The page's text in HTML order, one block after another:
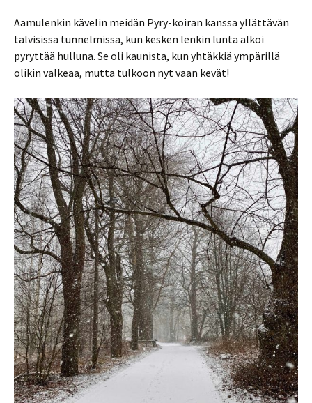
Aamulenkin kävelin meidän Pyry-koiran kanssa yllättävän
talvisissa tunnelmissa, kun kesken lenkin lunta alkoi
pyryttää hulluna. Se oli kaunista, kun yhtäkkiä ympärillä
olikin valkeaa, mutta tulkoon nyt vaan kevät!